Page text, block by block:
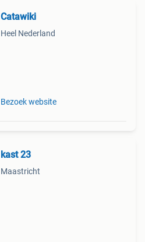
Catawiki
Heel Nederland
Bezoek website
kast 23
Maastricht